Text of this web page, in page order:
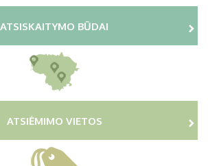
ATSISKAITYMO BŪDAI
ATSIĖMIMO VIETOS